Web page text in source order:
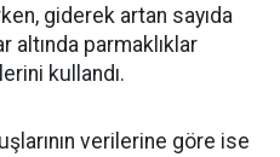
giderek artan sayıda
parmaklıklar
kullandı.
verilerine göre ise